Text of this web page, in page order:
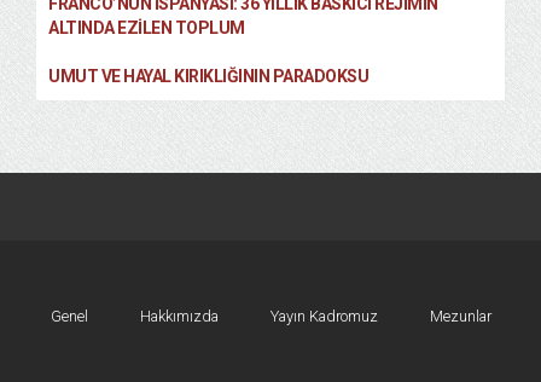
FRANCO’NUN İSPANYASI: 36 YILLIK BASKICI REJIMIN
ALTINDA EZILEN TOPLUM
UMUT VE HAYAL KIRIKLIĞININ PARADOKSU
Genel Hakkımızda Yayın Kadromuz Mezunlar